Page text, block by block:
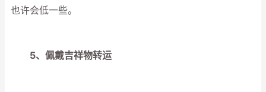
也许会低一些。
5、佩戴吉祥物转运